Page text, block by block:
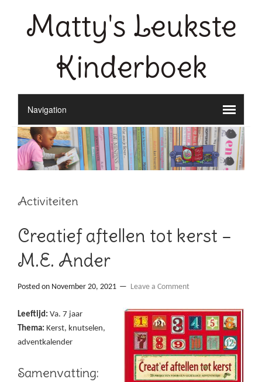
Matty's Leukste
Kinderboek
Activiteiten
Creatief aftellen tot kerst –
M.E. Ander
Posted on November 20, 2021 Leave a Comment
Leeftijd: Va. 7 jaar
Thema: Kerst, knutselen,
adventkalender
Samenvatting: